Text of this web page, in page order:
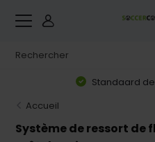
Standaard
Accueil
Système de ressort de